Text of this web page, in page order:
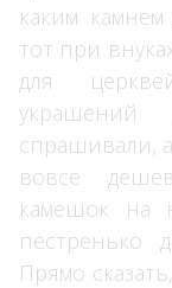
каким
тот при
для
спрашивали,
вовсе
камешок на
пестренько
Прямо